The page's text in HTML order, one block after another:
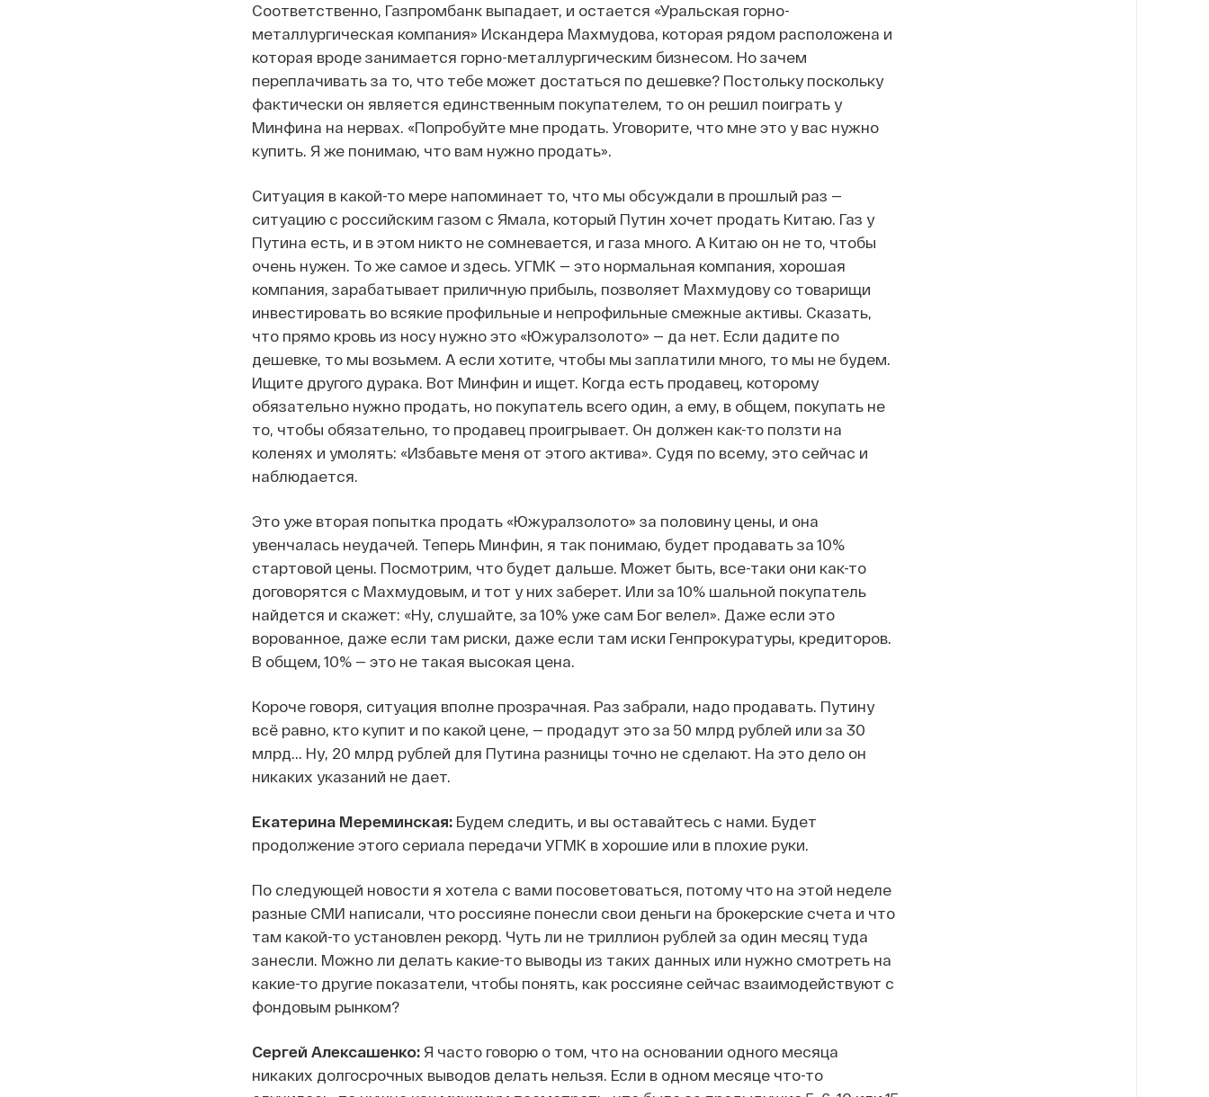
Соответственно, Газпромбанк выпадает, и остается «Уральская горно-
металлургическая компания» Искандера Махмудова, которая рядом расположена и
которая вроде занимается горно-металлургическим бизнесом. Но зачем
переплачивать за то, что тебе может достаться по дешевке? Постольку поскольку
фактически он является единственным покупателем, то он решил поиграть у
Минфина на нервах. «Попробуйте мне продать. Уговорите, что мне это у вас нужно
купить. Я же понимаю, что вам нужно продать».
Ситуация в какой-то мере напоминает то, что мы обсуждали в прошлый раз —
ситуацию с российским газом с Ямала, который Путин хочет продать Китаю. Газ у
Путина есть, и в этом никто не сомневается, и газа много. А Китаю он не то, чтобы
очень нужен. То же самое и здесь. УГМК — это нормальная компания, хорошая
компания, зарабатывает приличную прибыль, позволяет Махмудову со товарищи
инвестировать во всякие профильные и непрофильные смежные активы. Сказать,
что прямо кровь из носу нужно это «Южуралзолото» — да нет. Если дадите по
дешевке, то мы возьмем. А если хотите, чтобы мы заплатили много, то мы не будем.
Ищите другого дурака. Вот Минфин и ищет. Когда есть продавец, которому
обязательно нужно продать, но покупатель всего один, а ему, в общем, покупать не
то, чтобы обязательно, то продавец проигрывает. Он должен как-то ползти на
коленях и умолять: «Избавьте меня от этого актива». Судя по всему, это сейчас и
наблюдается.
Это уже вторая попытка продать «Южуралзолото» за половину цены, и она
увенчалась неудачей. Теперь Минфин, я так понимаю, будет продавать за 10%
стартовой цены. Посмотрим, что будет дальше. Может быть, все-таки они как-то
договорятся с Махмудовым, и тот у них заберет. Или за 10% шальной покупатель
найдется и скажет: «Ну, слушайте, за 10% уже сам Бог велел». Даже если это
ворованное, даже если там риски, даже если там иски Генпрокуратуры, кредиторов.
В общем, 10% — это не такая высокая цена.
Короче говоря, ситуация вполне прозрачная. Раз забрали, надо продавать. Путину
всё равно, кто купит и по какой цене, — продадут это за 50 млрд рублей или за 30
млрд... Ну, 20 млрд рублей для Путина разницы точно не сделают. На это дело он
никаких указаний не дает.
Екатерина Мереминская:Будем следить, и вы оставайтесь с нами. Будет
продолжение этого сериала передачи УГМК в хорошие или в плохие руки.
По следующей новости я хотела с вами посоветоваться, потому что на этой неделе
разные СМИ написали, что россияне понесли свои деньги на брокерские счета и что
там какой-то установлен рекорд. Чуть ли не триллион рублей за один месяц туда
занесли. Можно ли делать какие-то выводы из таких данных или нужно смотреть на
какие-то другие показатели, чтобы понять, как россияне сейчас взаимодействуют с
фондовым рынком?
Сергей Алексашенко:Я часто говорю о том, что на основании одного месяца
никаких долгосрочных выводов делать нельзя. Если в одном месяце что-то